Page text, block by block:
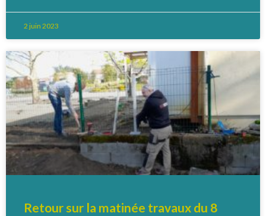
2 juin 2023
Retour sur la matinée travaux du 8